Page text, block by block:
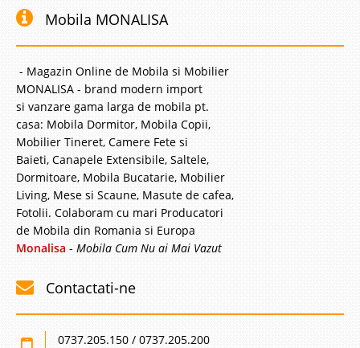
Mobila MONALISA
- Magazin Online de Mobila si Mobilier
MONALISA - brand modern import
si vanzare gama larga de mobila pt.
casa: Mobila Dormitor, Mobila Copii,
Mobilier Tineret, Camere Fete si
Baieti, Canapele Extensibile, Saltele,
Dormitoare, Mobila Bucatarie, Mobilier
Living, Mese si Scaune, Masute de cafea,
Fotolii. Colaboram cu mari Producatori
de Mobila din Romania si Europa
Monalisa - Mobila Cum Nu ai Mai Vazut
Contactati-ne
0737.205.150 / 0737.205.200